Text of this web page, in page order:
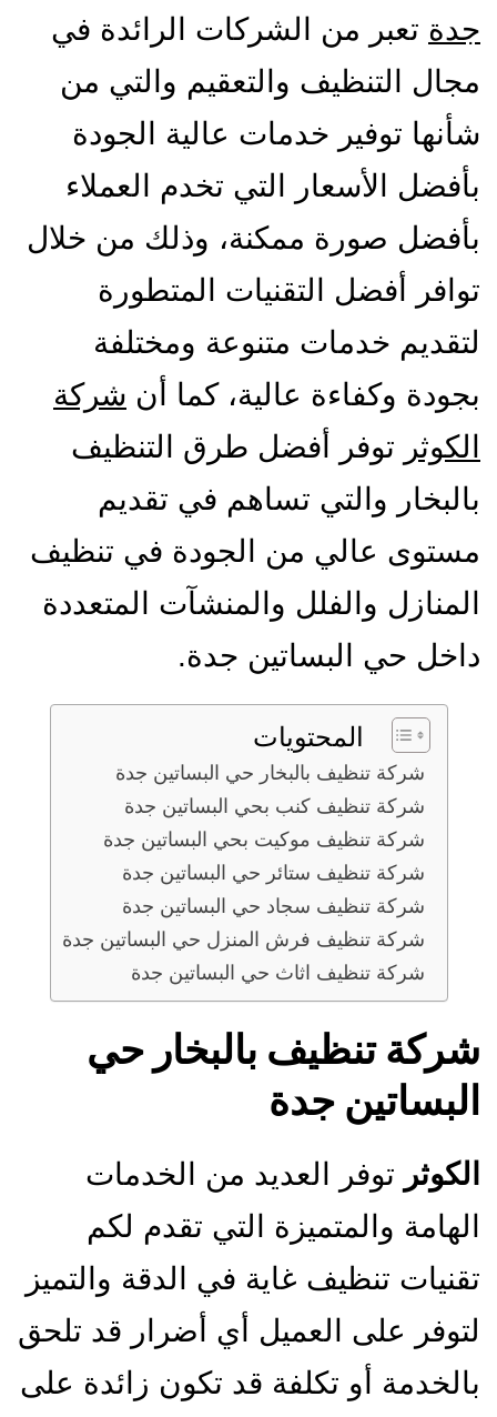
جدة تعبر من الشركات الرائدة في
مجال التنظيف والتعقيم والتي من
شأنها توفير خدمات عالية الجودة
بأفضل الأسعار التي تخدم العملاء
بأفضل صورة ممكنة، وذلك من خلال
توافر أفضل التقنيات المتطورة
لتقديم خدمات متنوعة ومختلفة
بجودة وكفاءة عالية، كما أن شركة
الكوثر توفر أفضل طرق التنظيف
بالبخار والتي تساهم في تقديم
مستوى عالي من الجودة في تنظيف
المنازل والفلل والمنشآت المتعددة
داخل حي البساتين جدة.
المحتويات
شركة تنظيف بالبخار حي البساتين جدة
شركة تنظيف كنب بحي البساتين جدة
شركة تنظيف موكيت بحي البساتين جدة
شركة تنظيف ستائر حي البساتين جدة
شركة تنظيف سجاد حي البساتين جدة
شركة تنظيف فرش المنزل حي البساتين جدة
شركة تنظيف اثاث حي البساتين جدة
شركة تنظيف بالبخار حي
البساتين جدة
الكوثر توفر العديد من الخدمات
الهامة والمتميزة التي تقدم لكم
تقنيات تنظيف غاية في الدقة والتميز
لتوفر على العميل أي أضرار قد تلحق
بالخدمة أو تكلفة قد تكون زائدة على